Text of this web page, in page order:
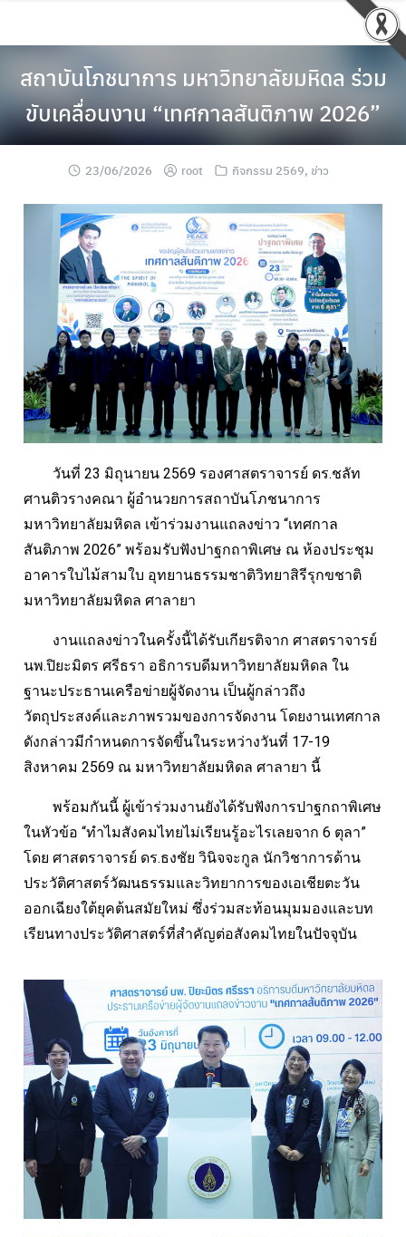
สถาบันโภชนาการ มหาวิทยาลัยมหิดล ร่วม
ขับเคลื่อนงาน “เทศกาลสันติภาพ 2026”
23/06/2026 root กิจกรรม 2569, ข่าว
วันที่ 23 มิถุนายน 2569 รองศาสตราจารย์ ดร.ชลัท
ศานติวรางคณา ผู้อำนวยการสถาบันโภชนาการ
มหาวิทยาลัยมหิดล เข้าร่วมงานแถลงข่าว “เทศกาล
สันติภาพ 2026” พร้อมรับฟังปาฐกถาพิเศษ ณ ห้องประชุม
อาคารใบไม้สามใบ อุทยานธรรมชาติวิทยาสิรีรุกขชาติ
มหาวิทยาลัยมหิดล ศาลายา
งานแถลงข่าวในครั้งนี้ได้รับเกียรติจาก ศาสตราจารย์
นพ.ปิยะมิตร ศรีธรา อธิการบดีมหาวิทยาลัยมหิดล ใน
ฐานะประธานเครือข่ายผู้จัดงาน เป็นผู้กล่าวถึง
วัตถุประสงค์และภาพรวมของการจัดงาน โดยงานเทศกาล
ดังกล่าวมีกำหนดการจัดขึ้นในระหว่างวันที่ 17-19
สิงหาคม 2569 ณ มหาวิทยาลัยมหิดล ศาลายา นี้
พร้อมกันนี้ ผู้เข้าร่วมงานยังได้รับฟังการปาฐกถาพิเศษ
ในหัวข้อ “ทำไมสังคมไทยไม่เรียนรู้อะไรเลยจาก 6 ตุลา”
โดย ศาสตราจารย์ ดร.ธงชัย วินิจจะกูล นักวิชาการด้าน
ประวัติศาสตร์วัฒนธรรมและวิทยาการของเอเชียตะวัน
ออกเฉียงใต้ยุคต้นสมัยใหม่ ซึ่งร่วมสะท้อนมุมมองและบท
เรียนทางประวัติศาสตร์ที่สำคัญต่อสังคมไทยในปัจจุบัน